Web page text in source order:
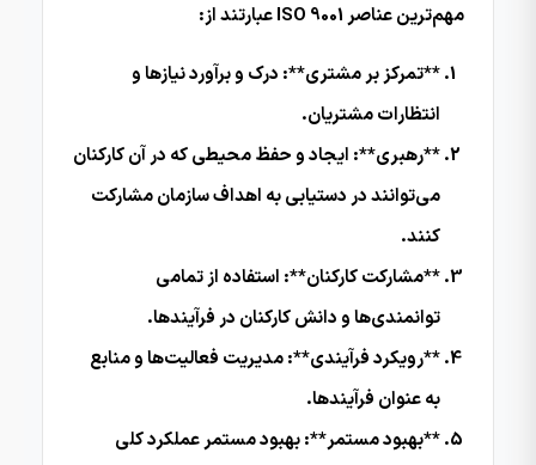
مهم‌ترین عناصر ISO 9001 عبارتند از:
**تمرکز بر مشتری**: درک و برآورد نیازها و
انتظارات مشتریان.
**رهبری**: ایجاد و حفظ محیطی که در آن کارکنان
می‌توانند در دستیابی به اهداف سازمان مشارکت
کنند.
**مشارکت کارکنان**: استفاده از تمامی
توانمندی‌ها و دانش کارکنان در فرآیندها.
**رویکرد فرآیندی**: مدیریت فعالیت‌ها و منابع
به عنوان فرآیندها.
**بهبود مستمر**: بهبود مستمر عملکرد کلی